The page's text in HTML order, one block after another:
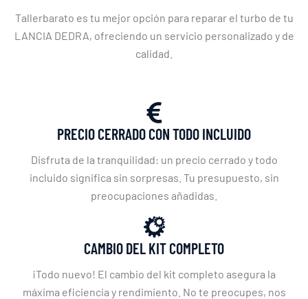
Tallerbarato es tu mejor opción para reparar el turbo de tu
LANCIA DEDRA, ofreciendo un servicio personalizado y de
calidad.
PRECIO CERRADO CON TODO INCLUIDO
Disfruta de la tranquilidad: un precio cerrado y todo
incluido significa sin sorpresas. Tu presupuesto, sin
preocupaciones añadidas.
CAMBIO DEL KIT COMPLETO
¡Todo nuevo! El cambio del kit completo asegura la
máxima eficiencia y rendimiento. No te preocupes, nos